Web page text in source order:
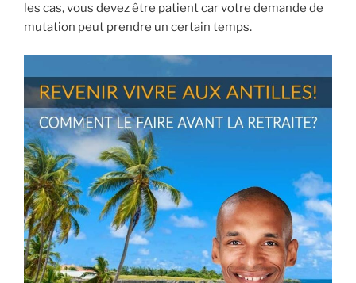
les cas, vous devez être patient car votre demande de
mutation peut prendre un certain temps.